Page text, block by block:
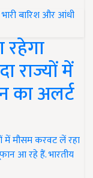
राज्यों में
का अलर्ट
में मौसम करवट लें रहा
आ रहे हैं. भारतीय